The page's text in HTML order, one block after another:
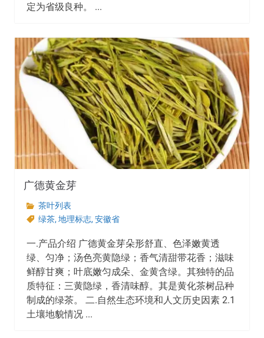
定为省级良种。 ...
广德黄金芽
茶叶列表
绿茶, 地理标志, 安徽省
一.产品介绍 广德黄金芽朵形舒直、色泽嫩黄透
绿、匀净；汤色亮黄隐绿；香气清甜带花香；滋味
鲜醇甘爽；叶底嫩匀成朵、金黄含绿。其独特的品
质特征：三黄隐绿，香清味醇。其是黄化茶树品种
制成的绿茶。 二.自然生态环境和人文历史因素 2.1
土壤地貌情况 ...